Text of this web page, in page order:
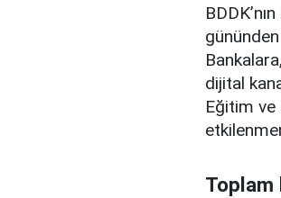
dijital
Eğitim ve
Toplam